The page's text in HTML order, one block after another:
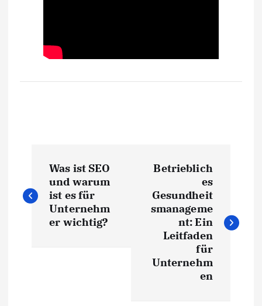
e
Was ist SEO
und warum
ist es für
Unternehm
er wichtig?
Betrieblich
es
Gesundheit
smanageme
nt: Ein
Leitfaden
für
Unternehm
en